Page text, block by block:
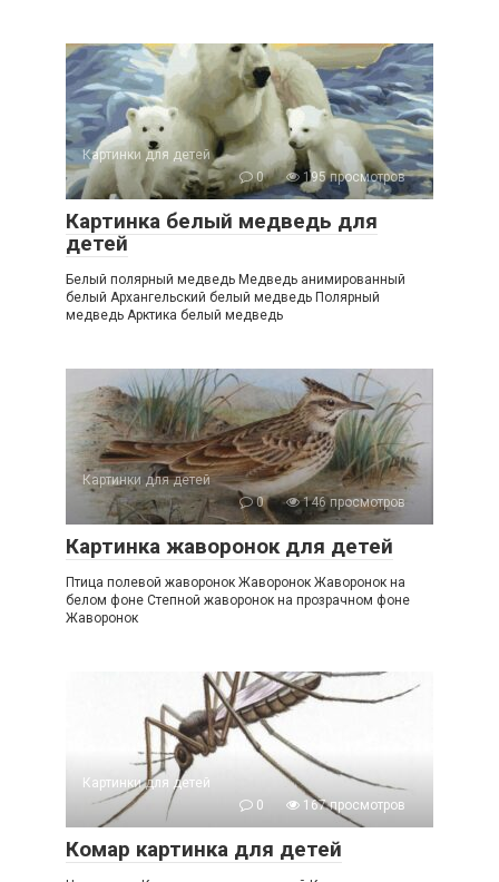
Картинки для детей
0
195 просмотров
Картинка белый медведь для
детей
Белый полярный медведь Медведь анимированный
белый Архангельский белый медведь Полярный
медведь Арктика белый медведь
Картинки для детей
0
146 просмотров
Картинка жаворонок для детей
Птица полевой жаворонок Жаворонок Жаворонок на
белом фоне Степной жаворонок на прозрачном фоне
Жаворонок
Картинки для детей
0
167 просмотров
Комар картинка для детей